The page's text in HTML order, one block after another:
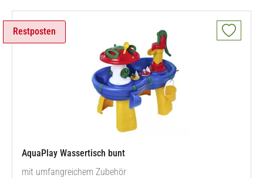
Restposten
AquaPlay Wassertisch bunt
mit umfangreichem Zubehör